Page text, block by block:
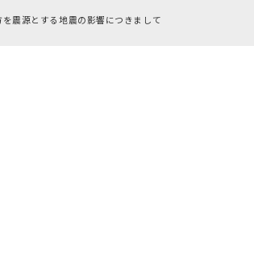
RFC違反アドレスのご利用について